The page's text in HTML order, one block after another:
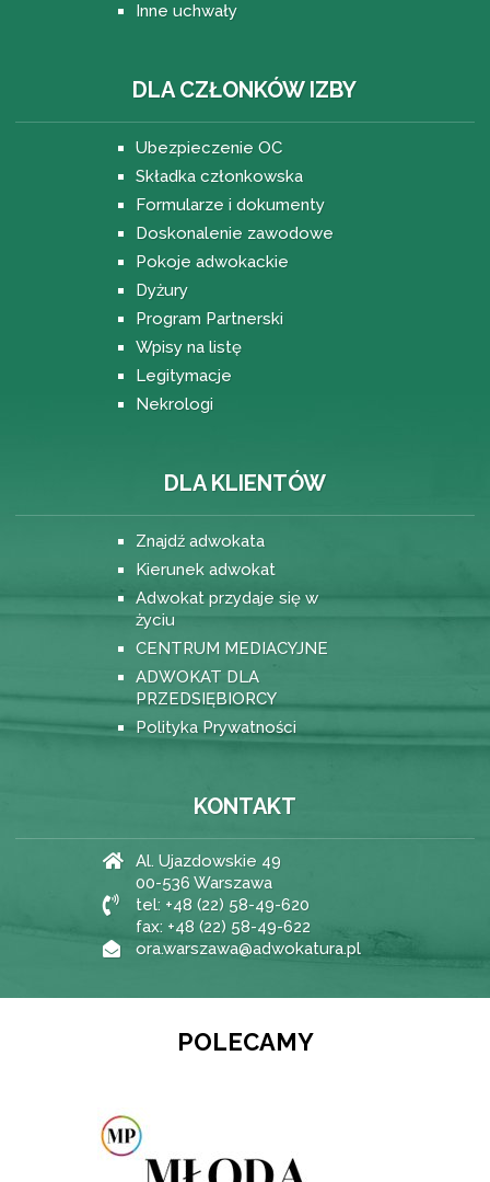
Inne uchwały
DLA CZŁONKÓW IZBY
Ubezpieczenie OC
Składka członkowska
Formularze i dokumenty
Doskonalenie zawodowe
Pokoje adwokackie
Dyżury
Program Partnerski
Wpisy na listę
Legitymacje
Nekrologi
DLA KLIENTÓW
Znajdź adwokata
Kierunek adwokat
Adwokat przydaje się w
życiu
CENTRUM MEDIACYJNE
ADWOKAT DLA
PRZEDSIĘBIORCY
Polityka Prywatności
KONTAKT
Al. Ujazdowskie 49
00-536 Warszawa
tel: +48 (22) 58-49-620
fax: +48 (22) 58-49-622
ora.warszawa@adwokatura.pl
POLECAMY